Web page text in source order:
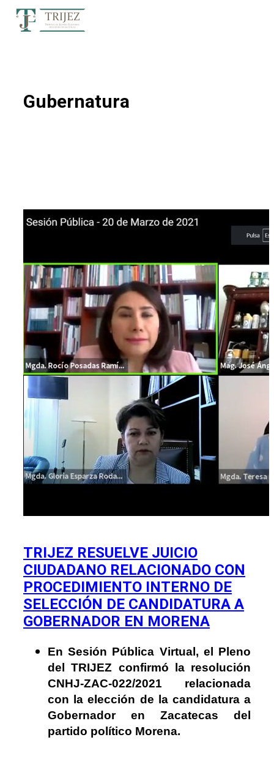
Gubernatura
TRIJEZ RESUELVE JUICIO
CIUDADANO RELACIONADO CON
PROCEDIMIENTO INTERNO DE
SELECCIÓN DE CANDIDATURA A
GOBERNADOR EN MORENA
En Sesión Pública Virtual, el Pleno
del TRIJEZ confirmó la resolución
CNHJ-ZAC-022/2021 relacionada
con la elección de la candidatura a
Gobernador en Zacatecas del
partido político Morena.